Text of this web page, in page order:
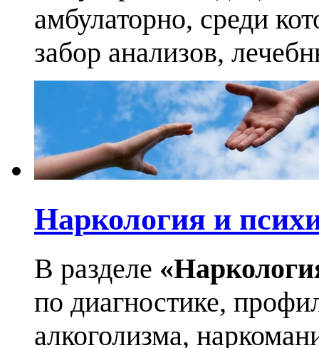
амбулаторно, среди
забор анализов,
Наркология и
В разделе
по диагностике,
алкоголизма,